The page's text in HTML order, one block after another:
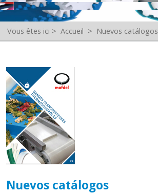
Vous êtes ici > Accueil > Nuevos catálogos
Nuevos catálogos